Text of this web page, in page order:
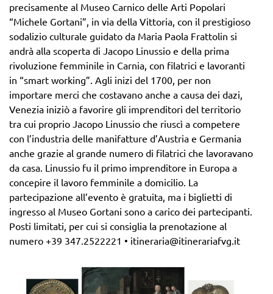
precisamente al Museo Carnico delle Arti Popolari
“Michele Gortani”, in via della Vittoria, con il prestigioso
sodalizio culturale guidato da Maria Paola Frattolin si
andrà alla scoperta di Jacopo Linussio e della prima
rivoluzione femminile in Carnia, con filatrici e lavoranti
in “smart working”. Agli inizi del 1700, per non
importare merci che costavano anche a causa dei dazi,
Venezia iniziò a favorire gli imprenditori del territorio
tra cui proprio Jacopo Linussio che riuscì a competere
con l’industria delle manifatture d’Austria e Germania
anche grazie al grande numero di filatrici che lavoravano
da casa. Linussio fu il primo imprenditore in Europa a
concepire il lavoro femminile a domicilio. La
partecipazione all’evento è gratuita, ma i biglietti di
ingresso al Museo Gortani sono a carico dei partecipanti.
Posti limitati, per cui si consiglia la prenotazione al
numero +39 347.2522221 • itineraria@itinerariafvg.it